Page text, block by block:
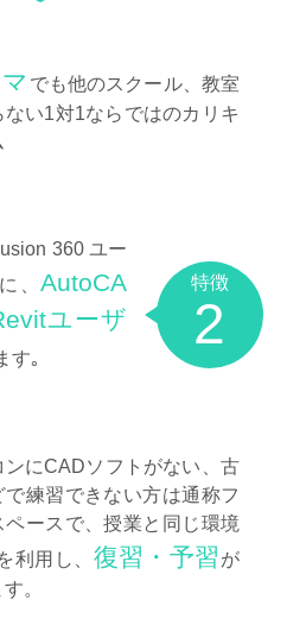
でも他のスクール、教室
ない1対1ならではのカリキ
特徴
2
360 ユー
、 AutoCA
ユーザ
す｡
ンにCADソフトがない、古
で練習できない方は通称フ
ペースで、授業と同じ環境
利用し、 復習・予習 が
。